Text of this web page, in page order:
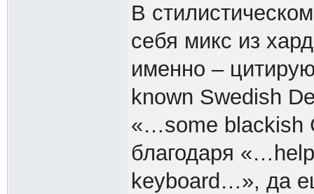
В
себя микс из
именно –
known Swedish
«…some blackish
благодаря
keyboard…», да